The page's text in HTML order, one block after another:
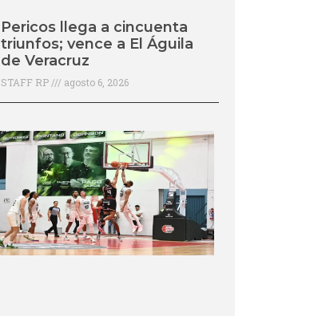
Pericos llega a cincuenta
triunfos; vence a El Águila
de Veracruz
STAFF RP agosto 6, 2026